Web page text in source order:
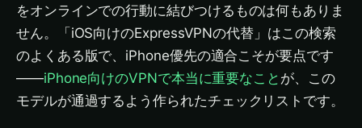
をオンラインでの行動に結びつけるものは何もありま
せん。「iOS向けのExpressVPNの代替」はこの検索
のよくある版で、iPhone優先の適合こそが要点です
——iPhone向けのVPNで本当に重要なこと が、この
モデルが通過するよう作られたチェックリストです。